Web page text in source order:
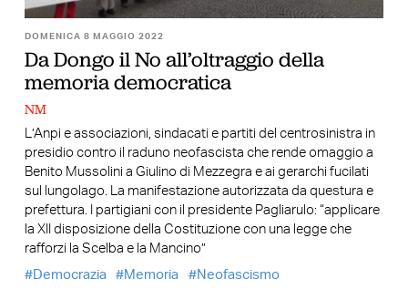
DOMENICA 8 MAGGIO 2022
Da Dongo il No all’oltraggio della
memoria democratica
NM
L’Anpi e associazioni, sindacati e partiti del centrosinistra in
presidio contro il raduno neofascista che rende omaggio a
Benito Mussolini a Giulino di Mezzegra e ai gerarchi fucilati
sul lungolago. La manifestazione autorizzata da questura e
prefettura. I partigiani con il presidente Pagliarulo: “applicare
la XII disposizione della Costituzione con una legge che
rafforzi la Scelba e la Mancino”
Democrazia
Memoria Neofascismo